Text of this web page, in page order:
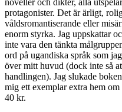
noveller och dikter, alla
protagonister. Det är ärligt,
våldsromantiserande eller
enorm styrka. Jag uppskattar
inte vara den tänkta
ord på ugandiska språk som
över mitt huvud (dock inte så
handlingen). Jag slukade
mig ett exemplar extra hem
40 kr.